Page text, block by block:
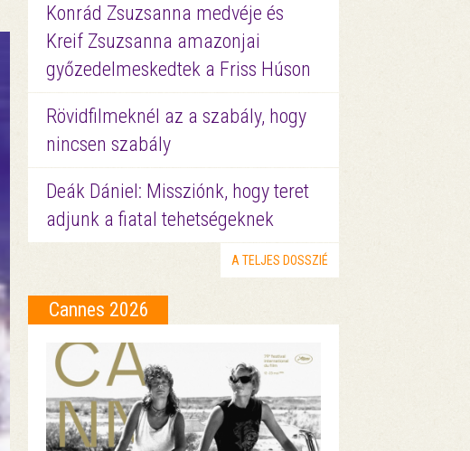
Konrád Zsuzsanna medvéje és
Kreif Zsuzsanna amazonjai
győzedelmeskedtek a Friss Húson
Rövidfilmeknél az a szabály, hogy
nincsen szabály
Deák Dániel: Missziónk, hogy teret
adjunk a fiatal tehetségeknek
A TELJES DOSSZIÉ
Cannes 2026